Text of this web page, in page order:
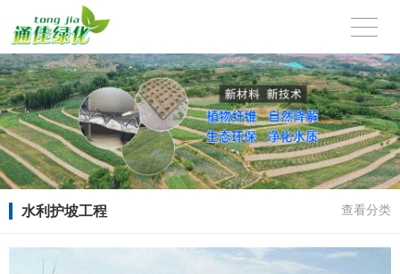
水利护坡工程 查看分类